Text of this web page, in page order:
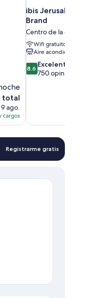
total
ago.
cargos
ibis Jerusalem city Center -
Brand
Centro de la ciudad de
Wifi gratuito
Aire acondicionado
8.6
de
8.6 Excelente
750 opiniones
Registrarme gratis